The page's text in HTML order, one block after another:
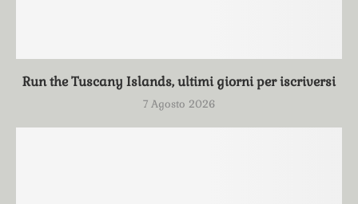
Run the Tuscany Islands, ultimi giorni per iscriversi
7 Agosto 2026